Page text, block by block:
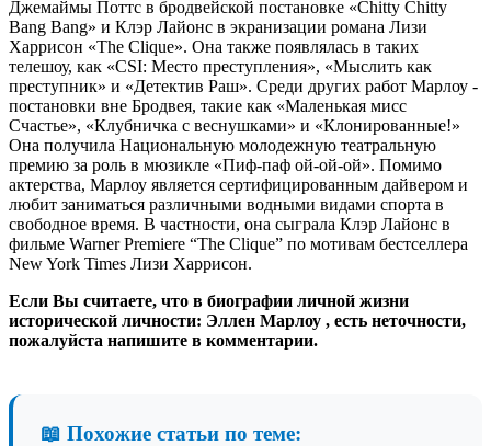
Джемаймы Поттс в бродвейской постановке «Chitty Chitty
Bang Bang» и Клэр Лайонс в экранизации романа Лизи
Харрисон «The Clique». Она также появлялась в таких
телешоу, как «CSI: Место преступления», «Мыслить как
преступник» и «Детектив Раш». Среди других работ Марлоу -
постановки вне Бродвея, такие как «Маленькая мисс
Счастье», «Клубничка с веснушками» и «Клонированные!»
Она получила Национальную молодежную театральную
премию за роль в мюзикле «Пиф-паф ой-ой-ой». Помимо
актерства, Марлоу является сертифицированным дайвером и
любит заниматься различными водными видами спорта в
свободное время. В частности, она сыграла Клэр Лайонс в
фильме Warner Premiere “The Clique” по мотивам бестселлера
New York Times Лизи Харрисон.
Если Вы считаете, что в биографии личной жизни
исторической личности: Эллен Марлоу , есть неточности,
пожалуйста напишите в комментарии.
📖 Похожие статьи по теме: